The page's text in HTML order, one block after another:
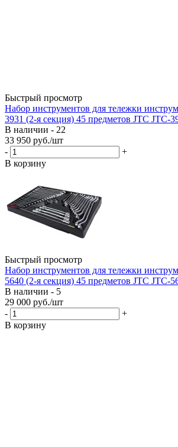
Быстрый просмотр
Набор инструментов для тележки
3931 (2-я секция) 45 предметов JTC JTC-
В наличии - 22
33 950 руб./шт
-
+
В корзину
Быстрый просмотр
Набор инструментов для тележки
5640 (2-я секция) 45 предметов JTC JTC-
В наличии - 5
29 000 руб./шт
-
+
В корзину